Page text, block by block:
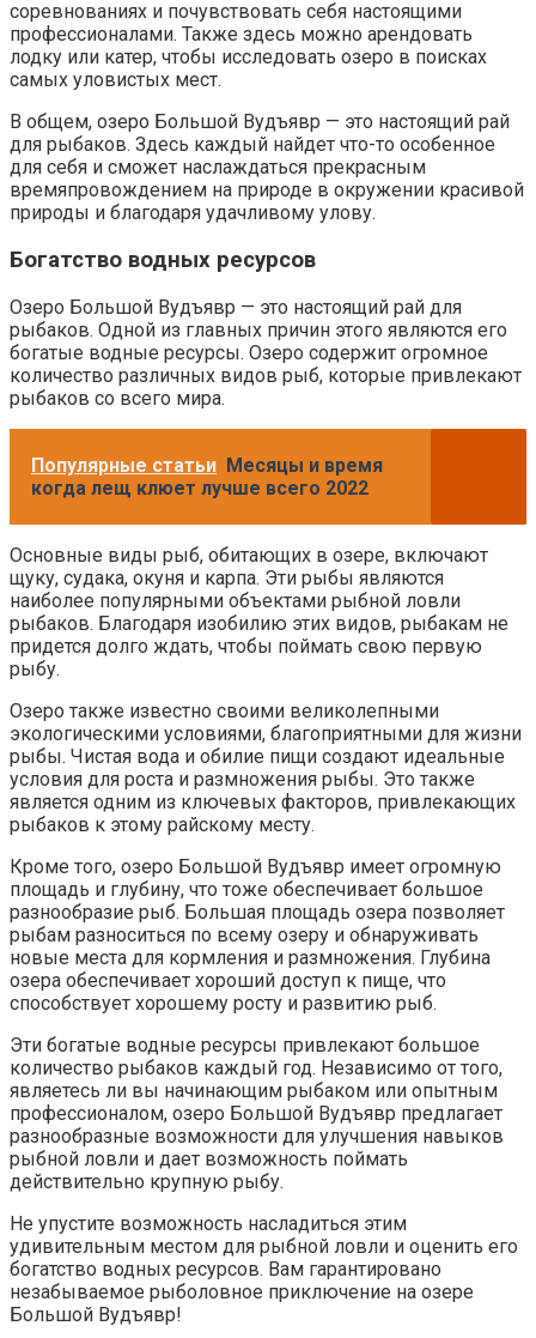
соревнованиях и почувствовать себя настоящими
профессионалами. Также здесь можно арендовать
лодку или катер, чтобы исследовать озеро в поисках
самых уловистых мест.
В общем, озеро Большой Вудъявр — это настоящий рай
для рыбаков. Здесь каждый найдет что-то особенное
для себя и сможет наслаждаться прекрасным
времяпровождением на природе в окружении красивой
природы и благодаря удачливому улову.
Богатство водных ресурсов
Озеро Большой Вудъявр — это настоящий рай для
рыбаков. Одной из главных причин этого являются его
богатые водные ресурсы. Озеро содержит огромное
количество различных видов рыб, которые привлекают
рыбаков со всего мира.
Популярные статьи Месяцы и время
когда лещ клюет лучше всего 2022
Основные виды рыб, обитающих в озере, включают
щуку, судака, окуня и карпа. Эти рыбы являются
наиболее популярными объектами рыбной ловли
рыбаков. Благодаря изобилию этих видов, рыбакам не
придется долго ждать, чтобы поймать свою первую
рыбу.
Озеро также известно своими великолепными
экологическими условиями, благоприятными для жизни
рыбы. Чистая вода и обилие пищи создают идеальные
условия для роста и размножения рыбы. Это также
является одним из ключевых факторов, привлекающих
рыбаков к этому райскому месту.
Кроме того, озеро Большой Вудъявр имеет огромную
площадь и глубину, что тоже обеспечивает большое
разнообразие рыб. Большая площадь озера позволяет
рыбам разноситься по всему озеру и обнаруживать
новые места для кормления и размножения. Глубина
озера обеспечивает хороший доступ к пище, что
способствует хорошему росту и развитию рыб.
Эти богатые водные ресурсы привлекают большое
количество рыбаков каждый год. Независимо от того,
являетесь ли вы начинающим рыбаком или опытным
профессионалом, озеро Большой Вудъявр предлагает
разнообразные возможности для улучшения навыков
рыбной ловли и дает возможность поймать
действительно крупную рыбу.
Не упустите возможность насладиться этим
удивительным местом для рыбной ловли и оценить его
богатство водных ресурсов. Вам гарантировано
незабываемое рыболовное приключение на озере
Большой Вудъявр!